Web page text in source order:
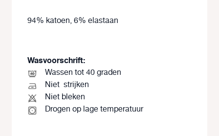
94% katoen, 6% elastaan
Wasvoorschrift:
Wassen tot 40 graden
Niet strijken
Niet bleken
Drogen op lage temperatuur